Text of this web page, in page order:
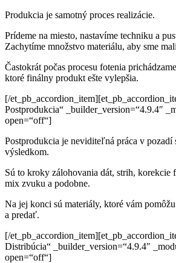
Produkcia je samotný proces realizácie.
Prídeme na miesto, nastavíme techniku a
Zachytíme množstvo materiálu, aby sme mali
Častokrát počas procesu fotenia
ktoré finálny produkt ešte vylepšia.
[/
Postprodukcia“ _builder_version=“4.9.4″
open=“off“]
Postprodukcia je neviditeľná práca v pozadí
výsledkom.
Sú to kroky zálohovania dát, strih, korekcie
mix zvuku a podobne.
Na jej konci sú materiály, ktoré vám pomôžu
a predať.
[/
Distribúcia“ _builder_version=“4.9.4″
open=“off“]